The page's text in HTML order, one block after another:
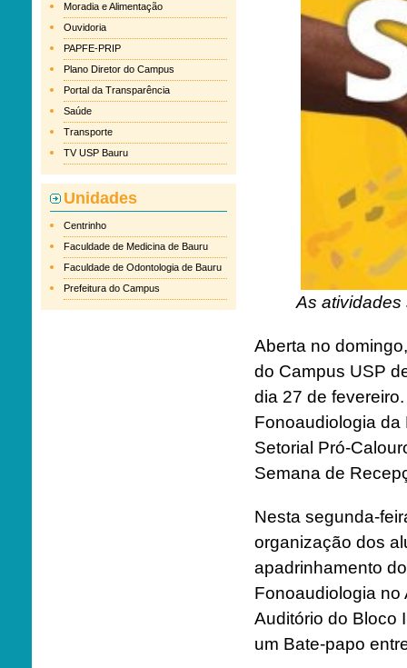
Moradia e Alimentação
Ouvidoria
PAPFE-PRIP
Plano Diretor do Campus
Portal da Transparência
Saúde
Transporte
TV USP Bauru
Unidades
Centrinho
Faculdade de Medicina de Bauru
Faculdade de Odontologia de Bauru
Prefeitura do Campus
As atividades
Aberta no
do Campus USP
dia 27 de
Fonoaudiologia da
Setorial Pró-
Semana de
Nesta segunda-
organização dos
apadrinhamento
Fonoaudiologia no
Auditório do Bloco
um Bate-papo